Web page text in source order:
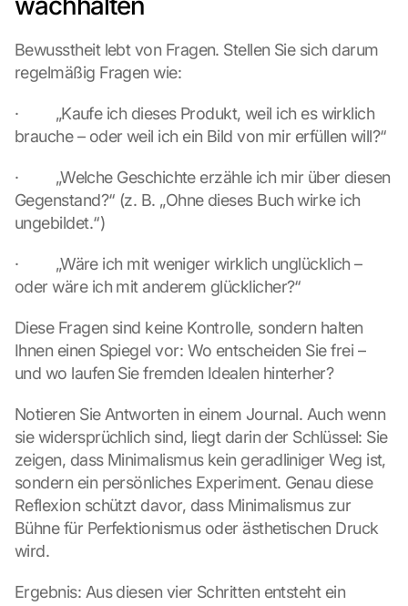
Bewusstheit lebt von Fragen. Stellen Sie sich darum
regelmäßig Fragen wie:
·         „Kaufe ich dieses Produkt, weil ich es wirklich
brauche – oder weil ich ein Bild von mir erfüllen will?“
·         „Welche Geschichte erzähle ich mir über diesen
Gegenstand?“ (z. B. „Ohne dieses Buch wirke ich
ungebildet.“)
·         „Wäre ich mit weniger wirklich unglücklich –
oder wäre ich mit anderem glücklicher?“
Diese Fragen sind keine Kontrolle, sondern halten
Ihnen einen Spiegel vor: Wo entscheiden Sie frei –
und wo laufen Sie fremden Idealen hinterher?
Notieren Sie Antworten in einem Journal. Auch wenn
sie widersprüchlich sind, liegt darin der Schlüssel: Sie
zeigen, dass Minimalismus kein geradliniger Weg ist,
sondern ein persönliches Experiment. Genau diese
Reflexion schützt davor, dass Minimalismus zur
Bühne für Perfektionismus oder ästhetischen Druck
wird.
Ergebnis: Aus diesen vier Schritten entsteht ein